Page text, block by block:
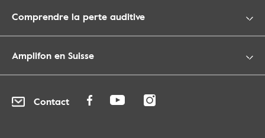
Comprendre la perte auditive
Amplifon en Suisse
Contact